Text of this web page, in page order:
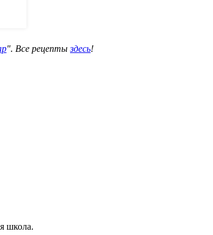
". Все рецептыздесь!
школа.